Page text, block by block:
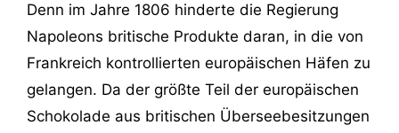
Denn im Jahre 1806 hinderte die Regierung
Napoleons britische Produkte daran, in die von
Frankreich kontrollierten europäischen Häfen zu
gelangen. Da der größte Teil der europäischen
Schokolade aus britischen Überseebesitzungen